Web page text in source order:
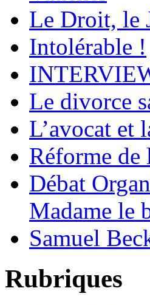
Le Droit, le
Intolérable !
Le divorce
L’avocat et
Réforme de
Débat
Madame le
Samuel
Rubriques